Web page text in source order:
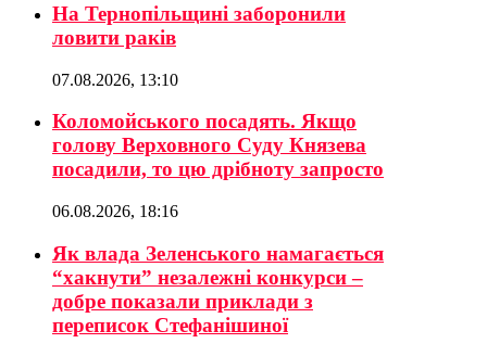
На Тернопільщині заборонили
ловити раків
07.08.2026, 13:10
Коломойського посадять. Якщо
голову Верховного Суду Князева
посадили, то цю дрібноту запросто
06.08.2026, 18:16
Як влада Зеленського намагається
“хакнути” незалежні конкурси –
добре показали приклади з
переписок Стефанішиної